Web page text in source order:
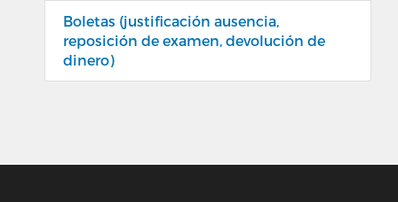
Boletas (justificación ausencia,
reposición de examen, devolución de
dinero)